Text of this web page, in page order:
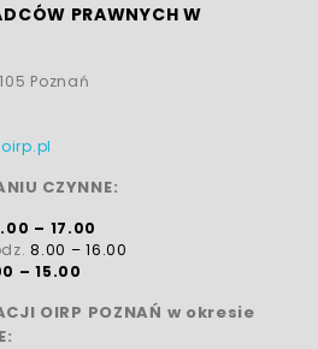
PRAWNYCH W
Poznań
CZYNNE:
– 17.00
8.00 – 16.00
– 15.00
OIRP POZNAŃ w okresie